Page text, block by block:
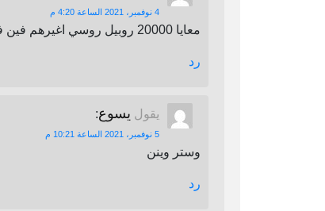
4 نوفمبر، 2021 الساعة 4:20 م
معايا 20000 روبيل روسي اغيرهم فين في القاهرة
رد
يقول يسوع:
5 نوفمبر، 2021 الساعة 10:21 م
وستر وينن
رد